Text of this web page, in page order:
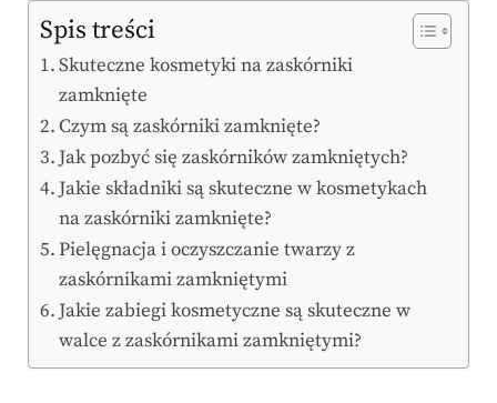
Spis treści
Skuteczne kosmetyki na zaskórniki
zamknięte
Czym są zaskórniki zamknięte?
Jak pozbyć się zaskórników zamkniętych?
Jakie składniki są skuteczne w kosmetykach
na zaskórniki zamknięte?
Pielęgnacja i oczyszczanie twarzy z
zaskórnikami zamkniętymi
Jakie zabiegi kosmetyczne są skuteczne w
walce z zaskórnikami zamkniętymi?